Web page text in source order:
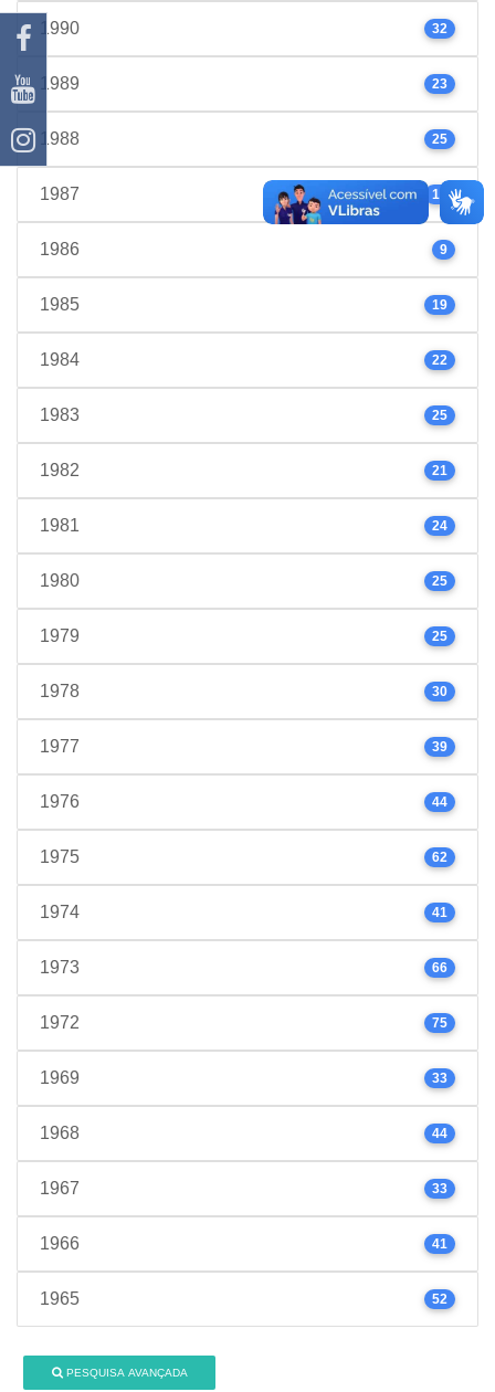
1990 32
1989 23
1988 25
1987 17
1986 9
1985 19
1984 22
1983 25
1982 21
1981 24
1980 25
1979 25
1978 30
1977 39
1976 44
1975 62
1974 41
1973 66
1972 75
1969 33
1968 44
1967 33
1966 41
1965 52
PESQUISA AVANÇADA